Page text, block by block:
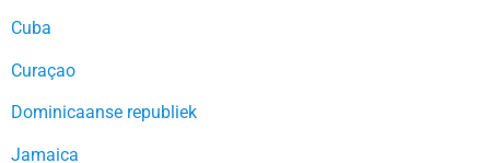
Cuba
Curaçao
Dominicaanse republiek
Jamaica